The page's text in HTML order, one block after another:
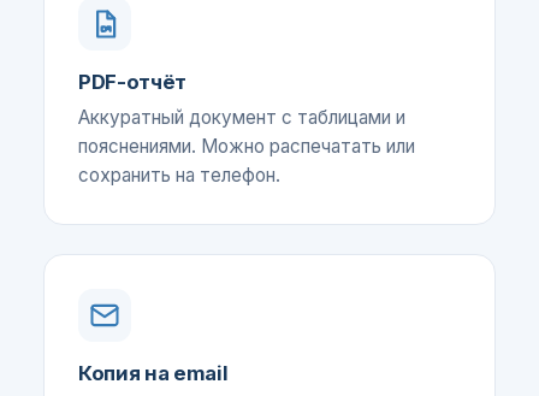
PDF-отчёт
Аккуратный документ с таблицами и
пояснениями. Можно распечатать или
сохранить на телефон.
Копия на email